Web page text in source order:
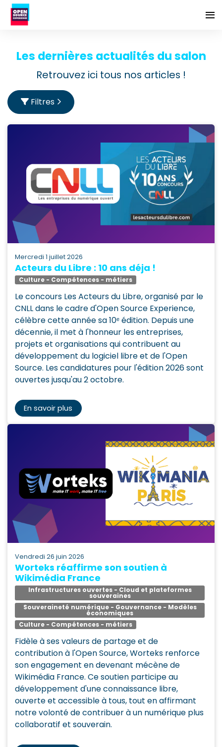
Les dernières actualités du salon
Retrouvez ici tous nos articles !
Filtres
mercredi 1 juillet 2026
Acteurs du Libre : 10 ans déja !
Culture - Compétences - métiers
Le concours Les Acteurs du Libre, organisé par le
CNLL dans le cadre d'Open Source Experience,
célèbre cette année sa 10ᵉ édition. Depuis une
décennie, il met à l'honneur les entreprises,
projets et organisations qui contribuent au
développement du logiciel libre et de l'Open
Source. Les candidatures pour l'édition 2026 sont
ouvertes jusqu'au 2 octobre.
En savoir plus
vendredi 26 juin 2026
Worteks réaffirme son soutien à
Wikimédia France
Infrastructures ouvertes - Cloud et plateformes
souveraines
Souveraineté numérique - Gouvernance - Modèles
économiques
Culture - Compétences - métiers
Fidèle à ses valeurs de partage et de
contribution à l'Open Source, Worteks renforce
son engagement en devenant mécène de
Wikimédia France. Ce soutien participe au
développement d'une connaissance libre,
ouverte et accessible à tous, tout en affirmant
notre volonté de contribuer à un numérique plus
collaboratif et souverain.